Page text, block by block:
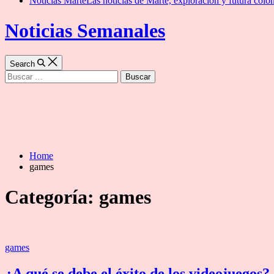
Noticias Semanales
Search
Buscar:
Home
games
Categoría: games
Categories
games